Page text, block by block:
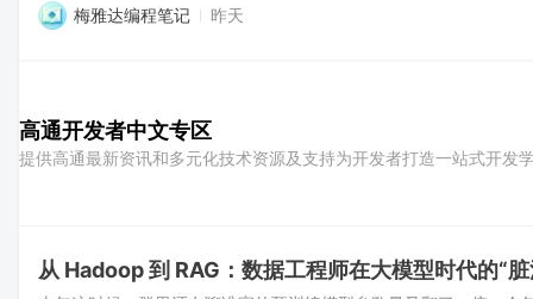
梅雅达编程笔记 昨天
从 Hadoop 到 RAG：数据工程师在大模型时代的“